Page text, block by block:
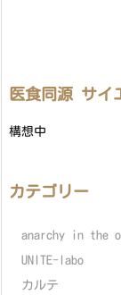
医食同源 サイ
構想中
カテゴリー
anarchy in the
UNITE-labo
カルテ